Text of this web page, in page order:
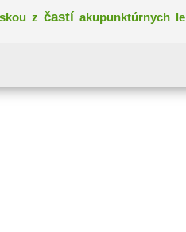
z častí akupunktúrnych